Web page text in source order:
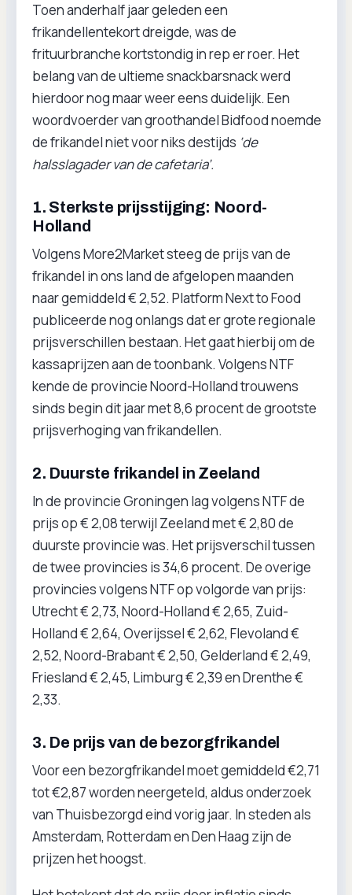
Toen anderhalf jaar geleden een
frikandellentekort dreigde, was de
frituurbranche kortstondig in rep er roer. Het
belang van de ultieme snackbarsnack werd
hierdoor nog maar weer eens duidelijk. Een
woordvoerder van groothandel Bidfood noemde
de frikandel niet voor niks destijds ‘de
halsslagader van de cafetaria’.
1. Sterkste prijsstijging: Noord-
Holland
Volgens More2Market steeg de prijs van de
frikandel in ons land de afgelopen maanden
naar gemiddeld € 2,52. Platform Next to Food
publiceerde nog onlangs dat er grote regionale
prijsverschillen bestaan. Het gaat hierbij om de
kassaprijzen aan de toonbank. Volgens NTF
kende de provincie Noord-Holland trouwens
sinds begin dit jaar met 8,6 procent de grootste
prijsverhoging van frikandellen.
2. Duurste frikandel in Zeeland
In de provincie Groningen lag volgens NTF de
prijs op € 2,08 terwijl Zeeland met € 2,80 de
duurste provincie was. Het prijsverschil tussen
de twee provincies is 34,6 procent. De overige
provincies volgens NTF op volgorde van prijs:
Utrecht € 2,73, Noord-Holland € 2,65, Zuid-
Holland € 2,64, Overijssel € 2,62, Flevoland €
2,52, Noord-Brabant € 2,50, Gelderland € 2,49,
Friesland € 2,45, Limburg € 2,39 en Drenthe €
2,33.
3. De prijs van de bezorgfrikandel
Voor een bezorgfrikandel moet gemiddeld €2,71
tot €2,87 worden neergeteld, aldus onderzoek
van Thuisbezorgd eind vorig jaar. In steden als
Amsterdam, Rotterdam en Den Haag zijn de
prijzen het hoogst.